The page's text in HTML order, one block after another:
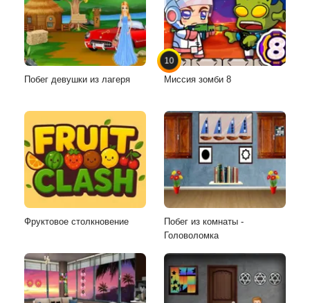
Побег девушки из лагеря
10
Миссия зомби 8
Фруктовое столкновение
Побег из комнаты -
Головоломка